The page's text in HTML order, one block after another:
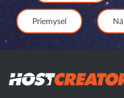
Priemysel